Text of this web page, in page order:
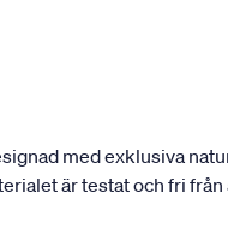
med exklusiva
är testat och fri